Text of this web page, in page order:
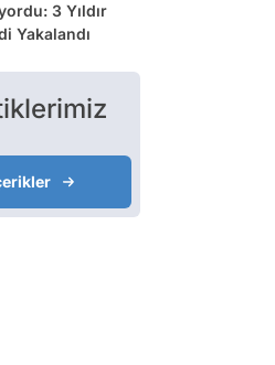
3 Yıldır
Yakalandı